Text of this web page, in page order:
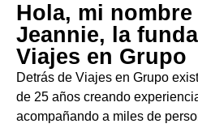
Hola, mi nombre
Jeannie, la
Viajes en Grupo
Detrás de Viajes en Grupo
de 25 años creando
acompañando a miles de